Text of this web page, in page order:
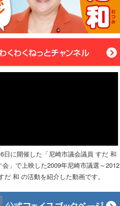
日に開催した「尼崎市議会議員 すだ 和
会」で上映した2009年尼崎市議選～2012
だ 和 の活動を紹介した動画です。